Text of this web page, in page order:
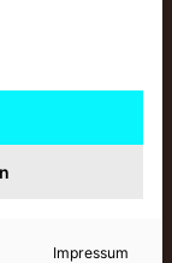
Impressum